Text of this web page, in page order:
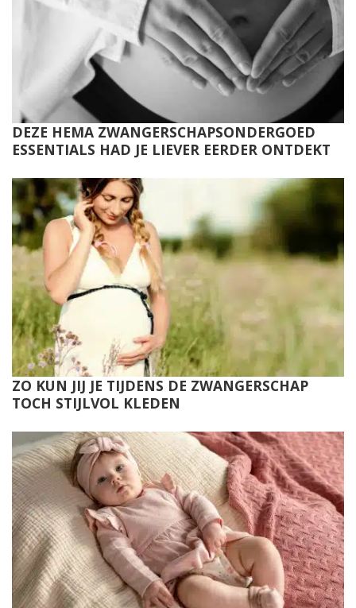
DEZE HEMA ZWANGERSCHAPSONDERGOED
ESSENTIALS HAD JE LIEVER EERDER ONTDEKT
ZO KUN JIJ JE TIJDENS DE ZWANGERSCHAP
TOCH STIJLVOL KLEDEN